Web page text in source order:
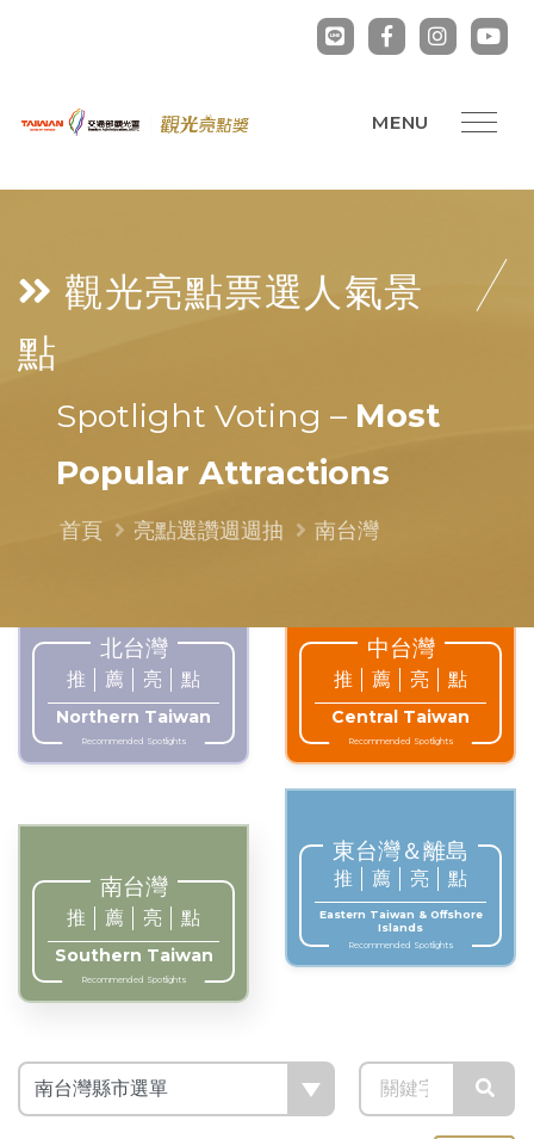
觀光亮點票選 人氣景
點
Spotlight Voting – Most
Popular Attractions
首頁 亮點選讚週週抽 南台灣
北台灣
推 薦 亮 點
Northern Taiwan
Recommended Spotlights
中台灣
推 薦 亮 點
Central Taiwan
Recommended Spotlights
南台灣
推 薦 亮 點
Southern Taiwan
Recommended Spotlights
東台灣＆離島
推 薦 亮 點
Eastern Taiwan & Offshore
Islands
Recommended Spotlights